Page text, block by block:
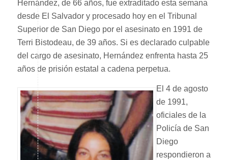
Hernández, de 66 años, fue extraditado esta semana
desde El Salvador y procesado hoy en el Tribunal
Superior de San Diego por el asesinato en 1991 de
Terri Bistodeau, de 39 años. Si es declarado culpable
del cargo de asesinato, Hernández enfrenta hasta 25
años de prisión estatal a cadena perpetua.
El 4 de agosto
de 1991,
oficiales de la
Policía de San
Diego
respondieron a